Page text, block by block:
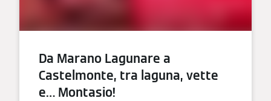
Da Marano Lagunare a
Castelmonte, tra laguna, vette
e… Montasio!